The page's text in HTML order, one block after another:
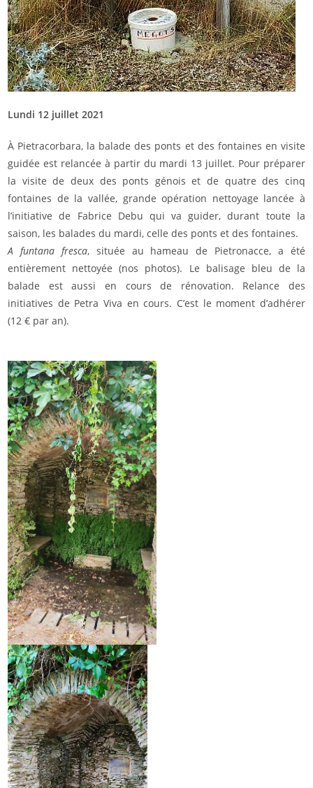
Lundi 12 juillet 2021
À Pietracorbara, la balade des ponts et des fontaines en visite
guidée est relancée à partir du mardi 13 juillet. Pour préparer
la visite de deux des ponts génois et de quatre des cinq
fontaines de la vallée, grande opération nettoyage lancée à
l’initiative de Fabrice Debu qui va guider, durant toute la
saison, les balades du mardi, celle des ponts et des fontaines.
A funtana fresca, située au hameau de Pietronacce, a été
entièrement nettoyée (nos photos). Le balisage bleu de la
balade est aussi en cours de rénovation. Relance des
initiatives de Petra Viva en cours. C’est le moment d’adhérer
(12 € par an).